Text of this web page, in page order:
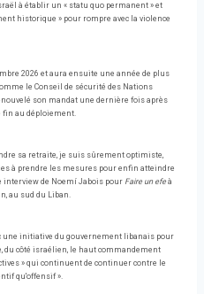
à établir un « statu quo permanent » et
historique » pour rompre avec la violence
2026 et aura ensuite une année de plus
le Conseil de sécurité des Nations
son mandat une dernière fois après
fin au déploiement.
sa retraite, je suis sûrement optimiste,
à prendre les mesures pour enfin atteindre
interview de Noemí Jabois pour Faire un efe à
au sud du Liban.
une initiative du gouvernement libanais pour
du côté israélien, le haut commandement
» qui continuent de continuer contre le
qu'offensif ».